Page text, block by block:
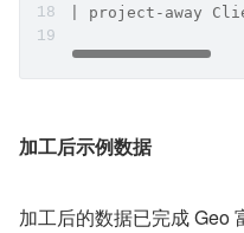
| project-away
加工后示例数据
加工后的数据已完成 Geo